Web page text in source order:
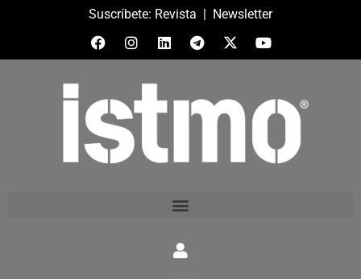
Suscríbete: Revista | Newsletter